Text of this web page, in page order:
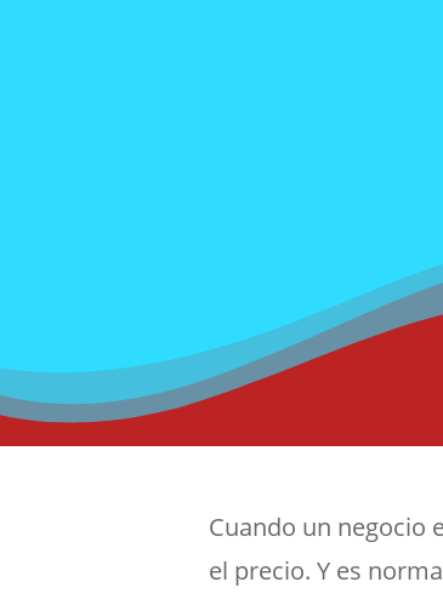
Precios,
Cuando un negocio
el precio. Y es